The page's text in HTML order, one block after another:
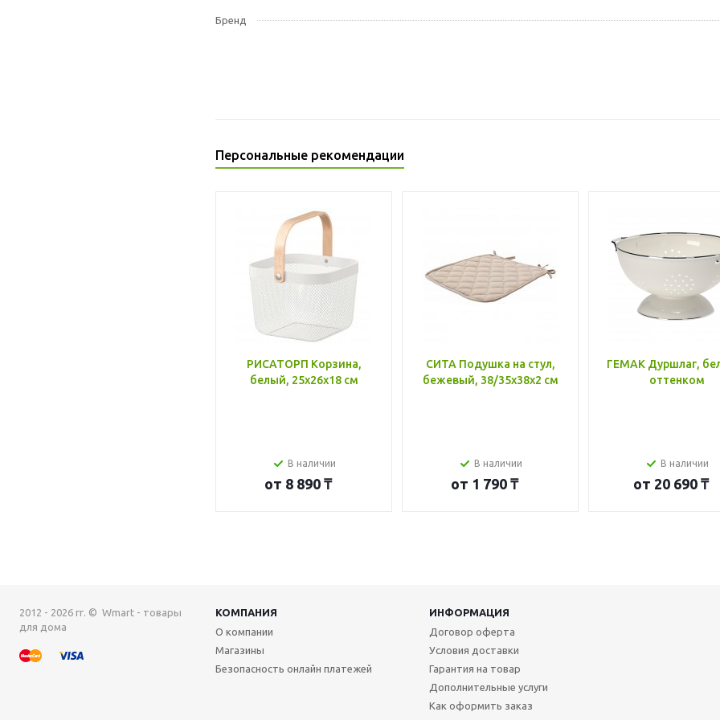
Бренд
Персональные рекомендации
РИСАТОРП Корзина,
белый, 25x26x18 см
В наличии
от 8 890 ₸
СИТА Подушка на стул,
бежевый, 38/35x38x2 см
В наличии
от 1 790 ₸
ГЕМАК Дуршлаг,
оттенком
В наличии
от 20 690 ₸
2012 - 2026 гг. © Wmart - товары
для дома
КОМПАНИЯ
ИНФОРМАЦИЯ
О компании
Магазины
Безопасность онлайн платежей
Договор оферта
Условия доставки
Гарантия на товар
Дополнительные услуги
Как оформить заказ